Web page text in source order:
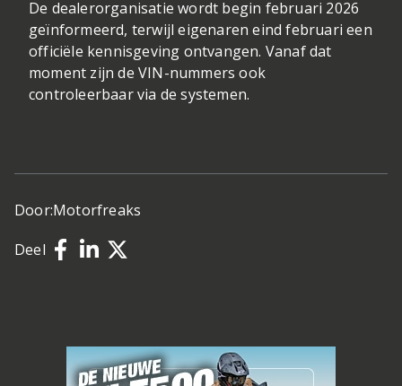
De dealerorganisatie wordt begin februari 2026
geïnformeerd, terwijl eigenaren eind februari een
officiële kennisgeving ontvangen. Vanaf dat
moment zijn de VIN-nummers ook
controleerbaar via de systemen.
Door:Motorfreaks
Deel